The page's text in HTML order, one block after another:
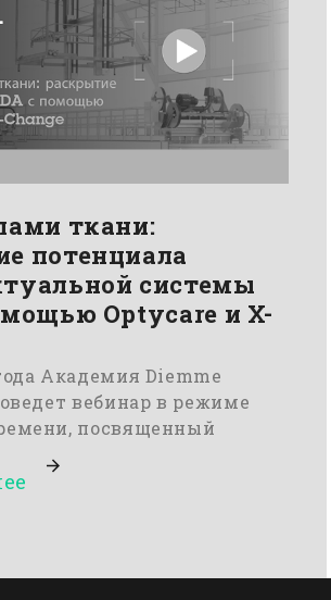
ткани:
потенциала
системы
Optycare и X-
Академия Diemme
вебинар в режиме
посвященный